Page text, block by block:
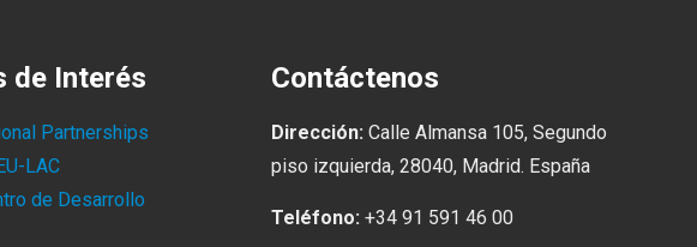
de Interés
Partnerships
LAC
de Desarrollo
Contáctenos
Dirección: Calle Almansa 105, Segundo
piso izquierda, 28040, Madrid. España
Teléfono: +34 91 591 46 00